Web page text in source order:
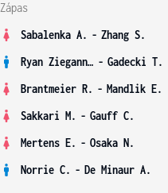
Zápas
Sabalenka A. - Zhang S.
Ryan Ziegann S. - Gadecki T.
Brantmeier R. - Mandlik E.
Sakkari M. - Gauff C.
Mertens E. - Osaka N.
Norrie C. - De Minaur A.